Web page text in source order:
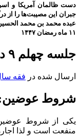
دست ظالمان آمریکا و
جبران این مصیبت‌ها را از
عبده محمد بن محمد
۱۱ ماه رمضان ۱۴۴۷
جلسه چهلم ۹ دی ۱۳۹۴
ارسال شده در فقه سال ۹۵-
شروط
یکی از شروط
منفعت است و لذا